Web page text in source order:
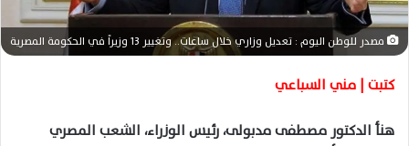
ك
ت
ر
و
ن
ي
مصدر للوطن اليوم : تعديل وزاري خلال ساعات.. وتغيير 13 وزيراً في الحكومة المصرية
كتبت | مني السباعي
هنأ الدكتور مصطفى مدبولى، رئيس الوزراء، الشعب المصري